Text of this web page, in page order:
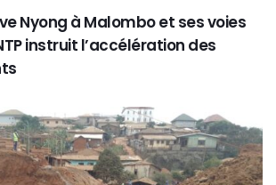
Nyong à Malombo et ses voies
instruit l’accélération des